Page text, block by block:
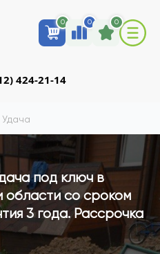
0 0 0
424-21-14
Удача
под ключ в
со сроком
3 года. Рассрочка